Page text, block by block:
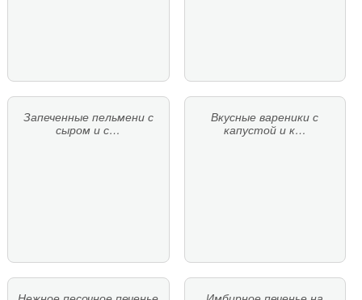
Запеченные пельмени с
сыром и с…
Вкусные вареники с
капустой и к…